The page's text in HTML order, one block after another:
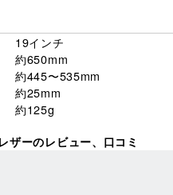
19インチ
約650mm
約445〜535mm
約25mm
約125g
ザーのレビュー、口コミ